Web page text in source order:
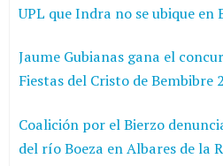
UPL que Indra no se ubique en
Jaume Gubianas gana el
Fiestas del Cristo de Bembibre
Coalición por el Bierzo
del río Boeza en Albares de la